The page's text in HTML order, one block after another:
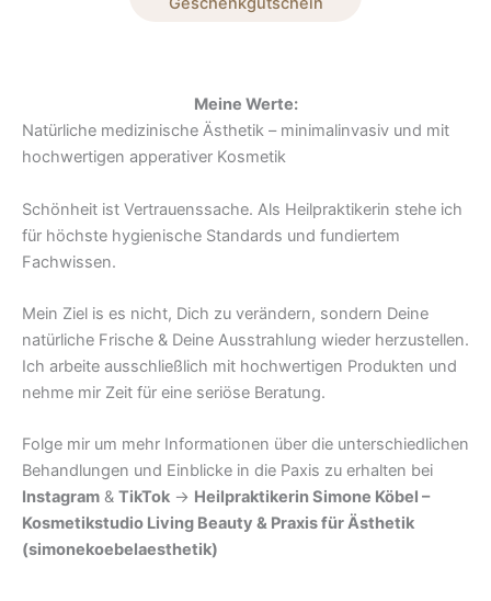
Meine Werte:
Natürliche medizinische Ästhetik – minimalinvasiv und mit
hochwertigen apperativer Kosmetik
Schönheit ist Vertrauenssache. Als Heilpraktikerin stehe ich
für höchste hygienische Standards und fundiertem
Fachwissen.
Mein Ziel is es nicht, Dich zu verändern, sondern Deine
natürliche Frische & Deine Ausstrahlung wieder herzustellen.
Ich arbeite ausschließlich mit hochwertigen Produkten und
nehme mir Zeit für eine seriöse Beratung.
Folge mir um mehr Informationen über die unterschiedlichen
Behandlungen und Einblicke in die Paxis zu erhalten bei
Instagram & TikTok -> Heilpraktikerin Simone Köbel –
Kosmetikstudio Living Beauty & Praxis für Ästhetik
(simonekoebelaesthetik)